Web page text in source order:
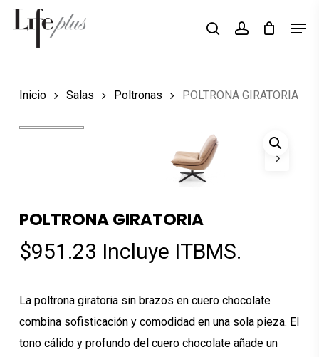
Skip
Búsqueda
productos
searchaccount
Inicio Salas Poltronas POLTRONA GIRATORIA
POLTRONA GIRATORIA
$951.23 Incluye ITBMS.
La poltrona giratoria sin brazos en cuero chocolate
combina sofisticación y comodidad en una sola pieza. El
tono cálido y profundo del cuero chocolate añade un